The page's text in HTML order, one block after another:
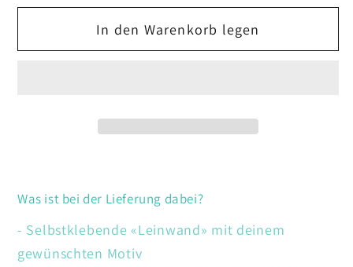
Menge
Hafendorf
Menge
für
Hafendorf
In den Warenkorb legen
Was ist bei der Lieferung dabei?
- Selbstklebende «Leinwand» mit deinem
gewünschten Motiv